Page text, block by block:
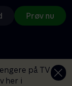
Prøv nu
på TV
her i